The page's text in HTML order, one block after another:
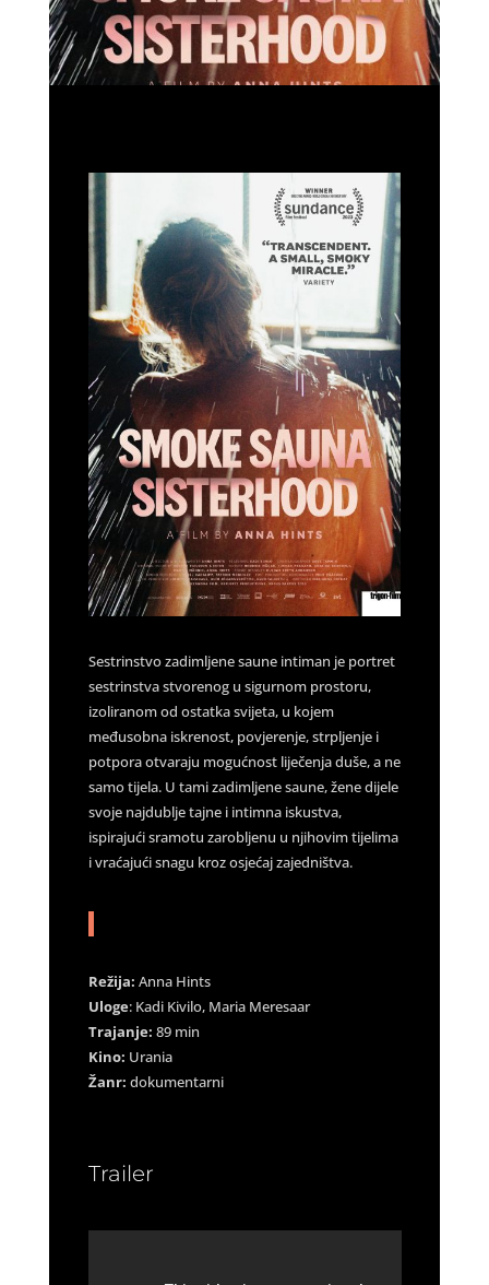
Sestrinstvo zadimljene saune intiman je portret
sestrinstva stvorenog u sigurnom prostoru,
izoliranom od ostatka svijeta, u kojem
međusobna iskrenost, povjerenje, strpljenje i
potpora otvaraju mogućnost liječenja duše, a ne
samo tijela. U tami zadimljene saune, žene dijele
svoje najdublje tajne i intimna iskustva,
ispirajući sramotu zarobljenu u njihovim tijelima
i vraćajući snagu kroz osjećaj zajedništva.
Režija: Anna Hints
Uloge: Kadi Kivilo, Maria Meresaar
Trajanje: 89 min
Kino: Urania
Žanr: dokumentarni
Trailer